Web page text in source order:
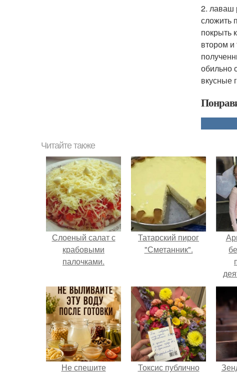
2. лаваш
сложить
покрыть
втором и
обильно
вкусные
Читайте также
Слоеный салат с
крабовыми
палочками.
Татарский пирог
"Сметанник".
Не спешите
Токсис публично